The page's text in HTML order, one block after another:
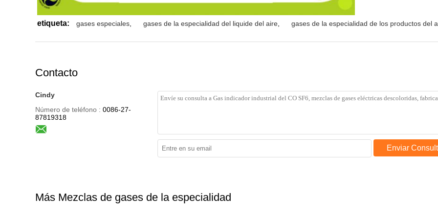
etiqueta: gases especiales gases de la especialidad del liquide del aire gases de la especialidad de los productos del
Contacto
Cindy
Número de teléfono : 0086-27-
87819318
Enviar
Más Mezclas de gases de la especialidad